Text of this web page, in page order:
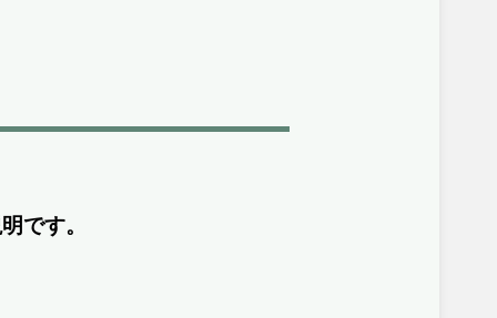
です。